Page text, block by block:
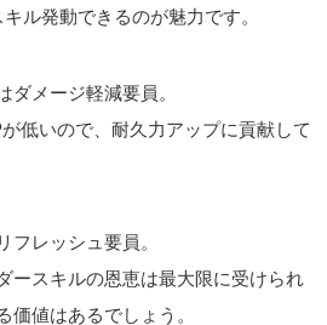
ル発動できるのが魅力です。
ダメージ軽減要員。
低いので、耐久力アップに貢献して
フレッシュ要員。
ースキルの恩恵は最大限に受けられ
価値はあるでしょう。